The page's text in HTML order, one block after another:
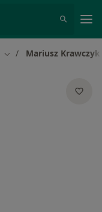
Zmień miasto
Mariusz Krawczyk